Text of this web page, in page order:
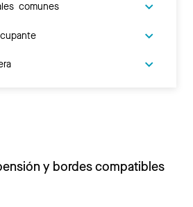
comunes
y bordes compatibles